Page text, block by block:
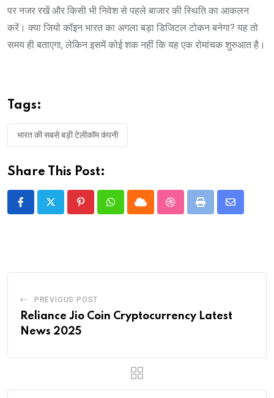
पर नजर रखें और किसी भी निवेश से पहले बाजार की स्थिति का आकलन
करें। क्या जियो कॉइन भारत का अगला बड़ा डिजिटल टोकन बनेगा? यह तो
समय ही बताएगा, लेकिन इसमें कोई शक नहीं कि यह एक रोमांचक शुरुआत है।
Tags:
भारत की सबसे बड़ी टेलीकॉम कंपनी
Share This Post:
PinterestWhatsappCloud StumbleUpon
Print
Share
PREVIOUS POST
Reliance Jio Coin Cryptocurrency Latest
News 2025